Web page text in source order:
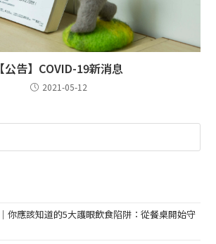
【公告】COVID-19新消息
2021-05-12
你應該知道的5大護眼飲食陷阱：從餐桌開始守